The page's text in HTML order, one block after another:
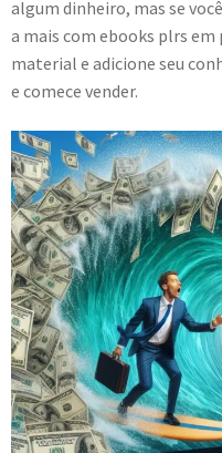
algum dinheiro, mas se
a mais com ebooks plrs
material e adicione seu
e comece vender.